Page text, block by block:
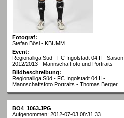
Fotograf:
Stefan Bösl - KBUMM
Event:
Regionalliga Süd - FC Ingolstadt 04 II - Saison
2012/2013 - Mannschaftfoto und Portraits
Bildbeschreibung:
Regionalliga Süd - FC Ingolstadt 04 II -
Mannschaftsfoto Portraits - Thomas Berger
BO4_1063.JPG
Aufgenommen: 2012-07-03 08:31:33